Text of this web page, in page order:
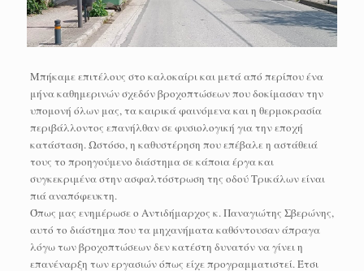
Μπήκαμε επιτέλους στο καλοκαίρι και μετά από περίπου ένα
μήνα καθημερινών σχεδόν βροχοπτώσεων που δοκίμασαν την
υπομονή όλων μας, τα καιρικά φαινόμενα και η θερμοκρασία
περιβάλλοντος επανήλθαν σε φυσιολογική για την εποχή
κατάσταση. Ωστόσο, η καθυστέρηση που επέβαλε η αστάθειά
τους το προηγούμενο διάστημα σε κάποια έργα και
συγκεκριμένα στην ασφαλτόστρωση της οδού Τρικάλων είναι
πιά αναπόφευκτη.
Όπως μας ενημέρωσε ο Αντιδήμαρχος κ. Παναγιώτης Σβερώνης,
αυτό το διάστημα που τα μηχανήματα καθόντουσαν άπραγα
λόγω των βροχοπτώσεων δεν κατέστη δυνατόν να γίνει η
επανέναρξη των εργασιών όπως είχε προγραμματιστεί. Έτσι